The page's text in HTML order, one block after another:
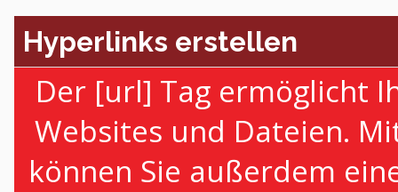
Hyperlinks erstellen
Der [url] Tag ermöglicht
Websites und Dateien.
können Sie außerdem